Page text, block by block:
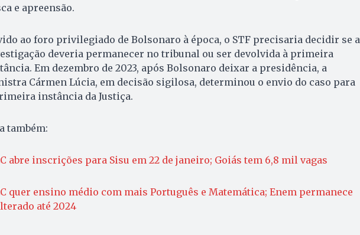
e apreensão.
ao foro privilegiado de Bolsonaro à época, o STF precisaria decidir se a
deveria permanecer no tribunal ou ser devolvida à primeira
Em dezembro de 2023, após Bolsonaro deixar a presidência, a
Cármen Lúcia, em decisão sigilosa, determinou o envio do caso para
instância da Justiça.
também:
abre inscrições para Sisu em 22 de janeiro; Goiás tem 6,8 mil vagas
quer ensino médio com mais Português e Matemática; Enem permanece
até 2024